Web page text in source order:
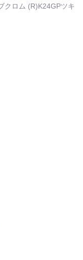
クロム (R)K24GPツキ